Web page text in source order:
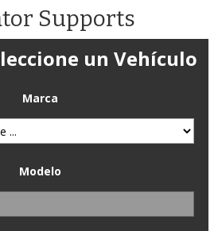
al
contenido
Supports
un Vehículo
Marca
Modelo